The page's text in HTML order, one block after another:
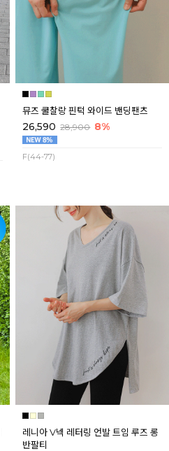
뮤즈 쿨찰랑 핀턱 와이드 밴딩팬츠
26,590 28,900 8%
F(44-77)
레니아 V넥 레터링 언발 트임 루즈 롱
반팔티